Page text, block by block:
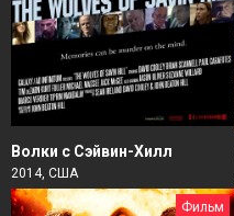
Волки с Сэйвин-Хилл
2014, США
Фильм